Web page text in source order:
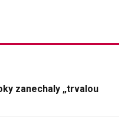
zanechaly „trvalou